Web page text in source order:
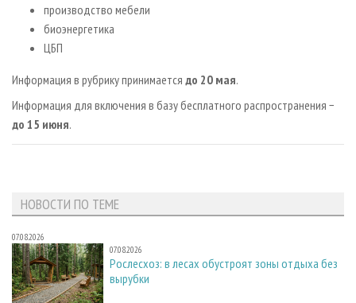
производство мебели
биоэнергетика
ЦБП
Информация в рубрику принимается до 20 мая.
Информация для включения в базу бесплатного распространения −
до 15 июня.
НОВОСТИ ПО ТЕМЕ
07.08.2026
07.08.2026
Рослесхоз: в лесах обустроят зоны отдыха без
вырубки